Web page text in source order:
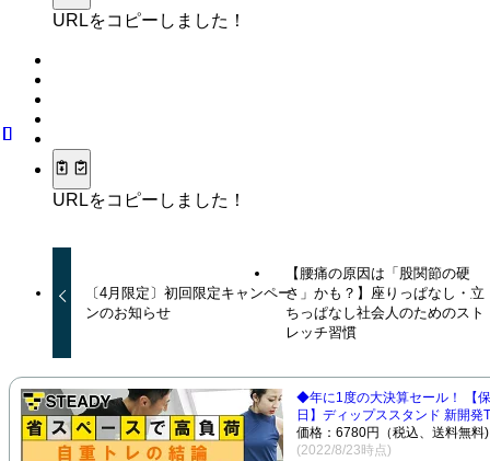
URLをコピーしました！
URLをコピーしました！
〔4月限定〕初回限定キャンペー
ンのお知らせ
【腰痛の原因は「股関節の硬
さ」かも？】座りっぱなし・立
ちっぱなし社会人のためのスト
レッチ習慣
◆年に1度の大決算セール！ 【
日】ディップススタンド 新開発
価格：6780円（税込、送料無料)
(2022/8/23時点)